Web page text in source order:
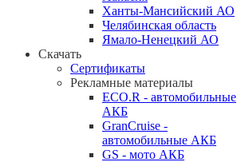
Ханты-Мансийский АО
Челябинская область
Ямало-Ненецкий АО
Скачать
Сертификаты
Рекламные материалы
ECO.R - автомобильные
АКБ
GranCruise -
автомобильные АКБ
GS - мото АКБ